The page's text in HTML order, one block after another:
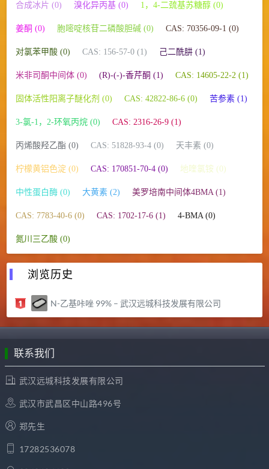
合成冰片 (0) 溴化异丙基 (0) 1，4-二巯基苏糖醇 (0)
姜酮 (0) 胞嘧啶核苷二磷酸胆碱 (0) CAS: 70356-09-1 (0)
对氯苯甲酸 (0) CAS: 156-57-0 (1) 己二酰肼 (1)
米非司酮中间体 (0) (R)-(-)-香芹酮 (1) CAS: 14605-22-2 (1)
固体活性阳离子醚化剂 (0) CAS: 42822-86-6 (0) 苦参素 (1)
3-氯-1，2-环氧丙烷 (0) CAS: 2316-26-9 (1)
丙烯酸羟乙酯 (0) CAS: 51828-93-4 (0) 天丰素 (0)
柠檬黄铝色淀 (0) CAS: 170851-70-4 (0) 地喹氯铵 (0)
中性蛋白酶 (0) 大黄素 (2) 美罗培南中间体4BMA (1)
CAS: 7783-40-6 (0) CAS: 1702-17-6 (1) 4-BMA (0)
氮川三乙酸 (0)
浏览历史
N-乙基咔唑 99% – 武汉远城科技发展有限公司
联系我们
武汉远城科技发展有限公司
武汉市武昌区中山路496号
郑先生
17282536078